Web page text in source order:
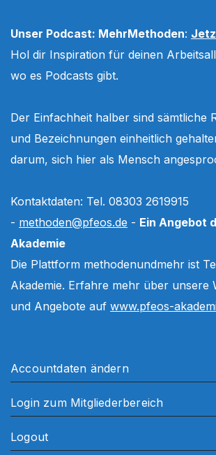
Unser Podcast: MehrMethoden:
Hol dir Inspiration für deinen
wo es Podcasts gibt.
Der Einfachheit halber sind sämtliche
und Bezeichnungen einheitlich
darum, sich hier als Mensch
Kontaktdaten: Tel. 08303 2619915
- methoden@pfeos.de - Ein Angebot
Akademie
Die Plattform methodenundmehr ist
Akademie. Erfahre mehr über unsere
und Angebote auf www.pfeos-
Accountdaten ändern
Login zum Mitgliederbereich
Logout